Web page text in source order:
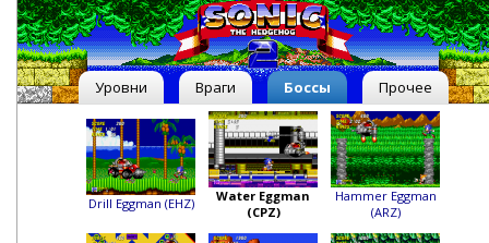
Уровни Враги Боссы Прочее
Drill Eggman (EHZ)
Water Eggman
(CPZ)
Hammer Eggman
(ARZ)